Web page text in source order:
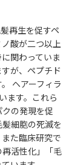
再生を促すペ
酸が二つ以上
関わっていま
が、ペプチド
ヘアーフィラ
ます。これら
の発現を促
細胞の死滅を
た臨床研究で
活性化」「毛